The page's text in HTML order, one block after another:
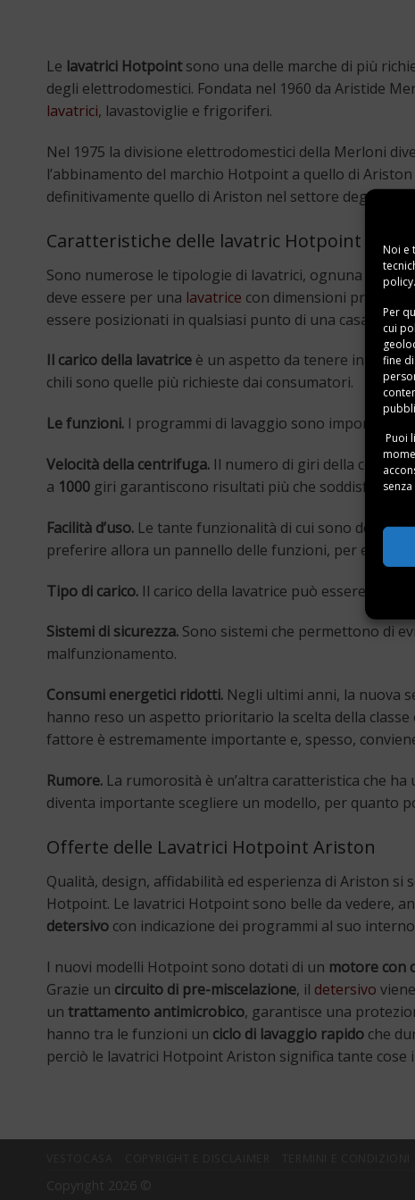
Noi e
policy
Per
cui
fine
Puoi
Le lavatrici Hotpoint sono una delle marche di più
degli elettrodomestici. Fondata nel 1960 da Aristide
lavatrici, lavastoviglie e frigoriferi.
Nel 1975 la divisione elettrodomestici della Merloni
l’abbinamento del marchio Hotpoint a quello di
definitivamente quello di Ariston nel settore degli
Caratteristiche delle lavatric Hotpoint
Sono numerose le tipologie di lavatrici, ognuna con
deve essere per una lavatrice con dimensioni precise
essere posizionati in qualsiasi punto di una casa e
Il carico della lavatrice è un aspetto da tenere in
chili sono quelle più richieste dai consumatori.
Le funzioni. I programmi di lavaggio sono importanti
Velocità della centrifuga. Il numero di giri della
a 1000 giri garantiscono risultati più che soddisfacenti.
Facilità d’uso. Le tante funzionalità di cui sono dotate
preferire allora un pannello delle funzioni, per
Tipo di carico. Il carico della lavatrice può essere
Sistemi di sicurezza. Sono sistemi che permettono di
malfunzionamento.
Consumi energetici ridotti. Negli ultimi anni, la nuova
hanno reso un aspetto prioritario la scelta della classe
fattore è estremamente importante e, spesso,
Rumore. La rumorosità è un’altra caratteristica che
diventa importante scegliere un modello, per quanto
Offerte delle Lavatrici Hotpoint Ariston
Qualità, design, affidabilità ed esperienza di Ariston
Hotpoint. Le lavatrici Hotpoint sono belle da vedere,
detersivo con indicazione dei programmi al suo
I nuovi modelli Hotpoint sono dotati di un motore con
Grazie un circuito di pre-miscelazione, il detersivo
un trattamento antimicrobico, garantisce una
hanno tra le funzioni un ciclo di lavaggio rapido che
perciò le lavatrici Hotpoint Ariston significa tante
Copyright 2026 ©